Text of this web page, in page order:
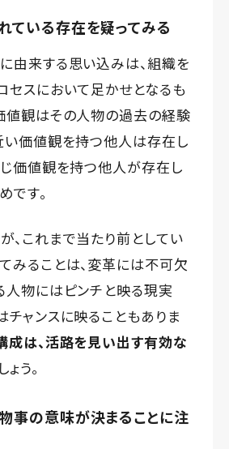
ている存在を疑ってみる
由来する思い込みは、組織を
セスにおいて足かせとなるも
値観はその人物の過去の経験
い価値観を持つ他人は存在し
じ価値観を持つ他人が存在し
です。
、これまで当たり前としてい
みることは、変革には不可欠
人物にはピンチと映る現実
チャンスに映ることもありま
は、活路を見い出す有効な
う。
事の意味が決まることに注